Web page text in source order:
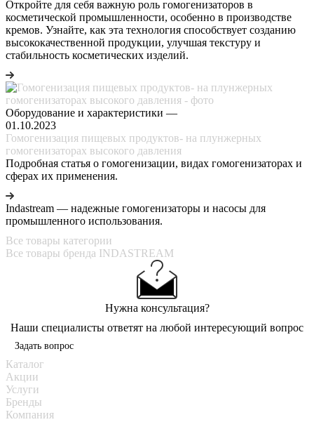
Откройте для себя важную роль гомогенизаторов в
косметической промышленности, особенно в производстве
кремов. Узнайте, как эта технология способствует созданию
высококачественной продукции, улучшая текстуру и
стабильность косметических изделий.
Оборудование и характеристики —
01.10.2023
Гомогенизация пищевых продуктов- на плунжерных
гомогенизаторах высокого давления
Подробная статья о гомогенизации, видах гомогенизаторах и
сферах их применения.
Indastream — надежные гомогенизаторы и насосы для
промышленного использования.
Все товары категории
Все товары бренда INDASTREAM
Нужна консультация?
Наши специалисты ответят на любой интересующий вопрос
Задать вопрос
Каталог
Акции
Услуги
Бренды
Компания